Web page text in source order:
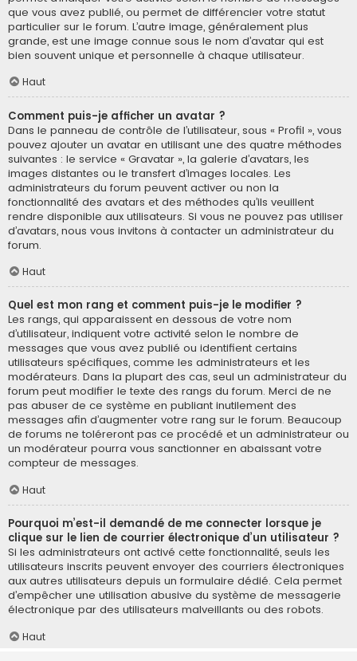
que vous avez publié, ou permet de différencier votre statut
particulier sur le forum. L’autre image, généralement plus
grande, est une image connue sous le nom d’avatar qui est
bien souvent unique et personnelle à chaque utilisateur.
Haut
Comment puis-je afficher un avatar ?
Dans le panneau de contrôle de l’utilisateur, sous « Profil », vous
pouvez ajouter un avatar en utilisant une des quatre méthodes
suivantes : le service « Gravatar », la galerie d’avatars, les
images distantes ou le transfert d’images locales. Les
administrateurs du forum peuvent activer ou non la
fonctionnalité des avatars et des méthodes qu’ils veuillent
rendre disponible aux utilisateurs. Si vous ne pouvez pas utiliser
d’avatars, nous vous invitons à contacter un administrateur du
forum.
Haut
Quel est mon rang et comment puis-je le modifier ?
Les rangs, qui apparaissent en dessous de votre nom
d’utilisateur, indiquent votre activité selon le nombre de
messages que vous avez publié ou identifient certains
utilisateurs spécifiques, comme les administrateurs et les
modérateurs. Dans la plupart des cas, seul un administrateur du
forum peut modifier le texte des rangs du forum. Merci de ne
pas abuser de ce système en publiant inutilement des
messages afin d’augmenter votre rang sur le forum. Beaucoup
de forums ne toléreront pas ce procédé et un administrateur ou
un modérateur pourra vous sanctionner en abaissant votre
compteur de messages.
Haut
Pourquoi m’est-il demandé de me connecter lorsque je
clique sur le lien de courrier électronique d’un utilisateur ?
Si les administrateurs ont activé cette fonctionnalité, seuls les
utilisateurs inscrits peuvent envoyer des courriers électroniques
aux autres utilisateurs depuis un formulaire dédié. Cela permet
d’empêcher une utilisation abusive du système de messagerie
électronique par des utilisateurs malveillants ou des robots.
Haut